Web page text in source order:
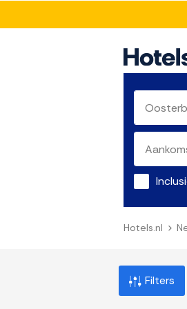
Hotels.nl
Filters